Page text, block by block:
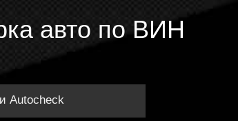
авто по ВИН
Autocheck